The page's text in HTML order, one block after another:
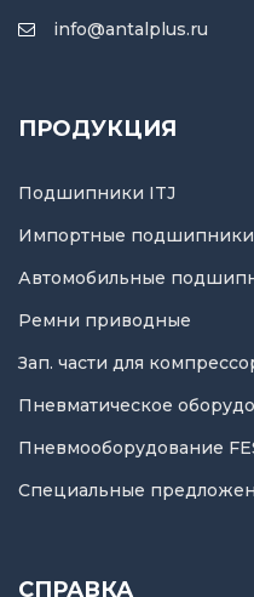
info@antalplus.ru
ПРОДУКЦИЯ
Подшипники ITJ
Импортные подшипники
Автомобильные
Ремни приводные
Зап. части для
Пневматическое
Пневмооборудование
Специальные
СПРАВКА